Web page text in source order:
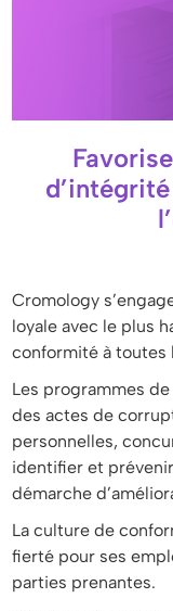
Cromology
loyale avec le plus
conformité à toutes
Les programmes
des actes de
personnelles,
identifier et
démarche
La culture de
fierté pour ses
parties prenantes.